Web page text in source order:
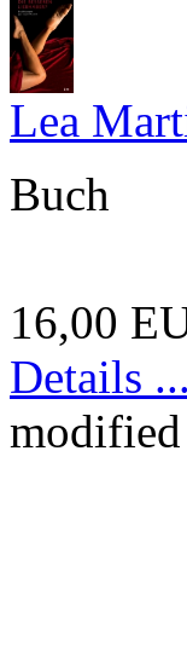
Lea
Buch
16,00
Details ...
modified